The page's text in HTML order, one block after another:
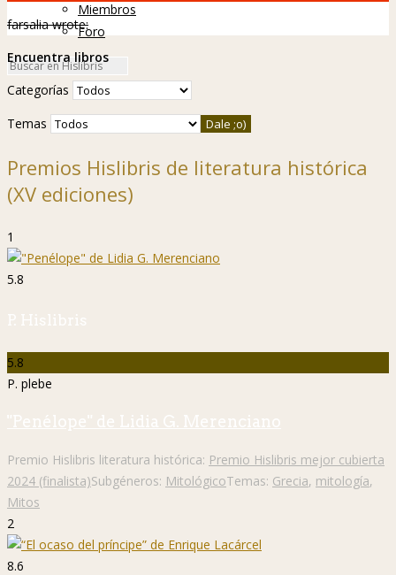
Miembros
Foro
farsalia wrote:
Encuentra libros
Categorías
Temas
Premios Hislibris de literatura histórica
(XV ediciones)
1
5.8
P. Hislibris
5.8
P. plebe
"Penélope" de Lidia G. Merenciano
Premio Hislibris literatura histórica: Premio Hislibris mejor cubierta
2024 (finalista)Subgéneros: MitológicoTemas: Grecia, mitología,
Mitos
2
8.6